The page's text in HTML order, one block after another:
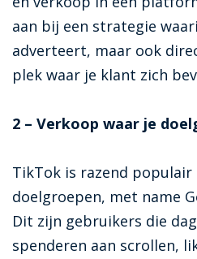
aan bij een strategie
adverteert, maar ook
plek waar je klant zich
2 – Verkoop waar je
TikTok is razend populair
doelgroepen, met name
Dit zijn gebruikers die
spenderen aan scrollen,